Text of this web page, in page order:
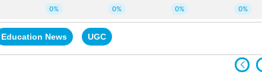
Education News UGC